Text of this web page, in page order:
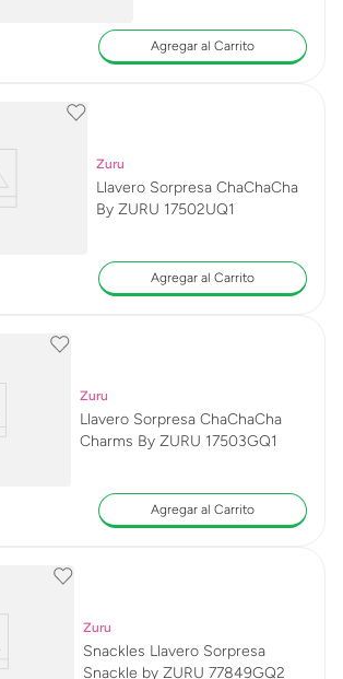
Agregar al Carrito
Zuru
Llavero Sorpresa ChaChaCha
By ZURU 17502UQ1
Agregar al Carrito
Zuru
Llavero Sorpresa ChaChaCha
Charms By ZURU 17503GQ1
Agregar al Carrito
Zuru
Snackles Llavero Sorpresa
Snackle by ZURU 77849GQ2